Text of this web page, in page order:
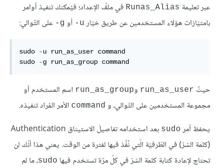
عبر تعليمة Runas_Alias في ملفّ الإعداد؛ فيُمكنك تنفيذ أوامر
بامتيّازات هؤلاء المستخدمين عن طريق خيّار u- أو g- على التّوالي:
sudo -u run_as_user command
sudo
-g run_as_group command
حيثُ run_as_user وrun_as_group اسم المستخدم أو
مجموعة المستخدمين على التّوالي، و command الأمر المُراد تنفيذه.
يحفظ أمر sudo
بعد استخدامه تفاصيلَ الاستيثاق Authentication
(كلمة السّرّ) في الطّرفيّة الّتي نُفِّذ فيها لفترة من الوقت. يعني هذا أنّك لن
تحتاج لإعادة كتابة كلمة السّرّ في كلّ مرّة تستخدم فيها sudo، ما لم